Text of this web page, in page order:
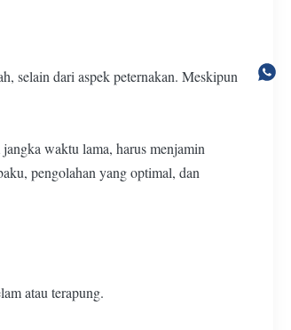
selain dari aspek peternakan. Meskipun
waktu lama, harus menjamin
pengolahan yang optimal, dan
atau terapung.